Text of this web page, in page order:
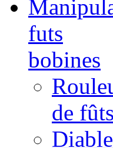
futs
bobines
de fûts